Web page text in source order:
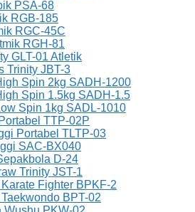
PSA-68
RGB-185
RGC-45C
RGH-81
GLT-01 Atletik
Trinity JBT-3
Spin 2kg SADH-1200
Spin 1.5kg SADH-1.5
Spin 1kg SADL-1010
TTP-02P
Portabel TLTP-03
SAC-BX040
D-24
Trinity JST-1
Fighter BPKF-2
BPT-02